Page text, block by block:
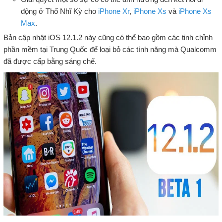
động ở Thổ Nhĩ Kỳ choiPhone Xr, iPhone Xs và iPhone Xs
Max.
Bản cập nhật iOS 12.1.2 này cũng có thể bao gồm các tinh chỉnh
phần mềm tại Trung Quốc để loại bỏ các tính năng mà Qualcomm
đã được cấp bằng sáng chế.